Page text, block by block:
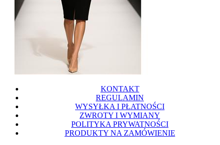
KONTAKT
REGULAMIN
WYSYŁKA I PŁATNOŚCI
ZWROTY I WYMIANY
POLITYKA PRYWATNOŚCI
PRODUKTY NA ZAMÓWIENIE